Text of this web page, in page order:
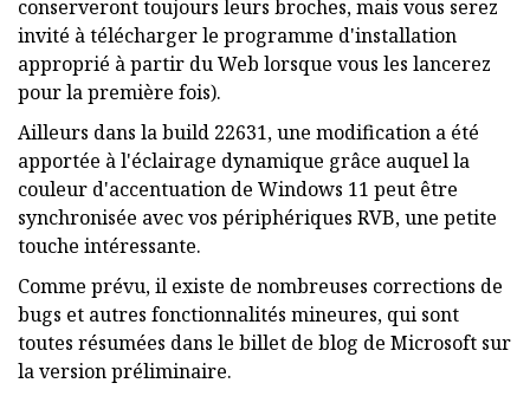
conserveront toujours leurs broches, mais vous serez
invité à télécharger le programme d'installation
approprié à partir du Web lorsque vous les lancerez
pour la première fois).
Ailleurs dans la build 22631, une modification a été
apportée à l'éclairage dynamique grâce auquel la
couleur d'accentuation de Windows 11 peut être
synchronisée avec vos périphériques RVB, une petite
touche intéressante.
Comme prévu, il existe de nombreuses corrections de
bugs et autres fonctionnalités mineures, qui sont
toutes résumées dans le billet de blog de Microsoft sur
la version préliminaire.